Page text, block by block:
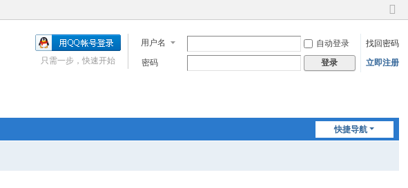
切
到
窄
用户名 自动登录
找回密码
密码
登录 立即注册
只需一步，快速开始
快捷导航